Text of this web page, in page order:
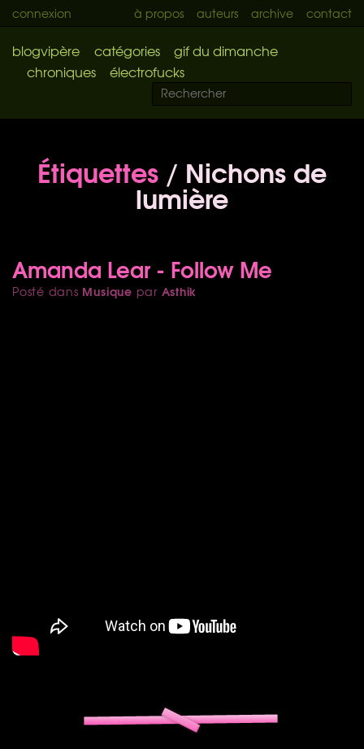
connexion à propos auteurs archive contact
blogvipère catégories
gif du dimanche
chroniques
électrofucks
Étiquettes / Nichons de
lumière
Amanda Lear - Follow Me
Posté dans Musique par Asthik